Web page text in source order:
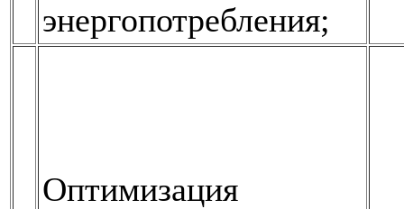
энергопотребления;
Оптимизация